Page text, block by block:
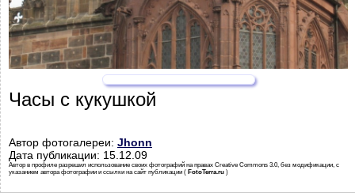
Часы с кукушкой
Автор фотогалереи: Jhonn
Дата публикации: 15.12.09
Автор в профиле разрешил использование своих фотографий на правах Creative Commons 3.0, без модификации, с
указанием автора фотографии и ссылки на сайт публикации ( FotoTerra.ru )